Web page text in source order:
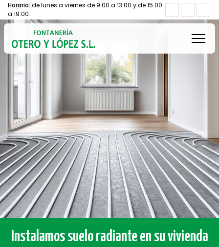
Horario: de lunes a viernes de 9:00 a 13:00 y de 15:00
a 19:00.
Inicio
Servicios
Energías renovables
Marcas
Productos
Contacto
¿Buscas fontanero?
Llámanos: 982 592 355
Instalamos suelo radiante en su vivienda